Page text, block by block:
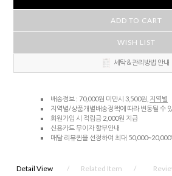
ADD TO CART
WISH LIST
세탁＆관리방법 안내
배송정보 : 70,000원 미만시 3,500원, 지역별
지역별/상품개별배송정책에 따라 변동될 수
회원가입 시 적립금 2,000원 지급
신용카드 무이자 할부안내
매달 리뷰퀸을 선정하여 최대 50,000~20,000
Detail View Related Item